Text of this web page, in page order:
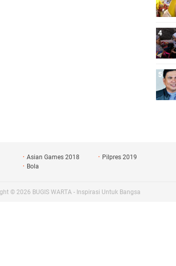
Asian Games 2018
Pilpres 2019
Bola
© 2026 BUGIS WARTA - Inspirasi Untuk Bangsa